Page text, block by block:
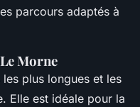
parcours adaptés à
Morne
plus longues et les
Elle est idéale pour la